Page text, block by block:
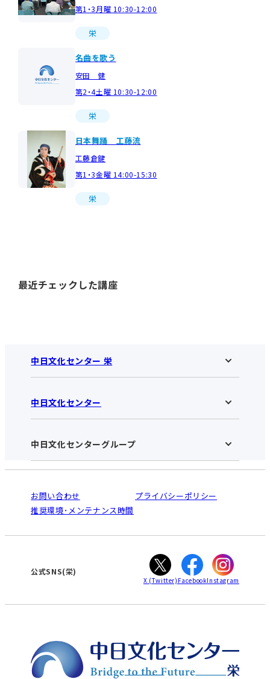
第1・3月曜 10:30-12:00
栄
名曲を歌う
安田 健
第2・4土曜 10:30-12:00
栄
日本舞踊 工藤流
工藤倉鍵
第1・3金曜 14:00-15:30
栄
最近チェックした講座
中日文化センター 栄
中日文化センター 栄HOME
お知らせ
アクセス･営業時間
お申し込みの流れ
入会と受講のご案内
中日文化センター
中日文化センターHOME
中日文化センターとは
受講規約・会員特典
ご利用ガイド
オンライン講座受講の手順
WEBサイトのよくある質問
中日文化センターグループ
南大高
犬山
高蔵寺
大垣
津
お問い合わせ
プライバシーポリシー
推奨環境･メンテナンス時間
公式SNS(栄)
X (Twitter) FacebookInstagram